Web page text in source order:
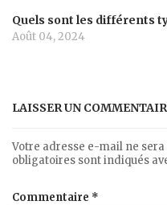
Quels sont les différents
Août 04, 2024
LAISSER UN
Votre adresse e-mail ne
obligatoires sont indiqués
Commentaire *